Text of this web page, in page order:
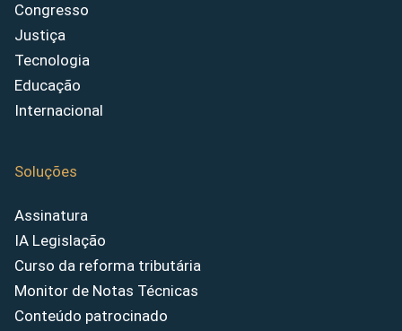
Congresso
Justiça
Tecnologia
Educação
Internacional
Soluções
Assinatura
IA Legislação
Curso da reforma tributária
Monitor de Notas Técnicas
Conteúdo patrocinado